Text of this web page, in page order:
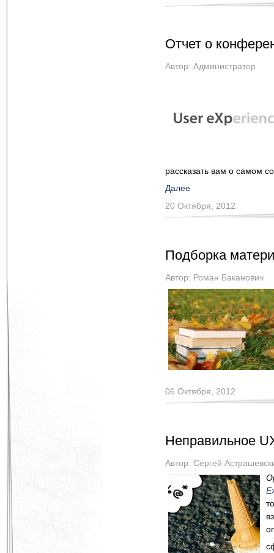
Отчет о
Автор: Администратор
рассказать вам о самом
Далее
20 Октября, 2012
Подборка
Автор: Роман Баканович
06 Октября, 2012
Неправильное
Автор: Сергей